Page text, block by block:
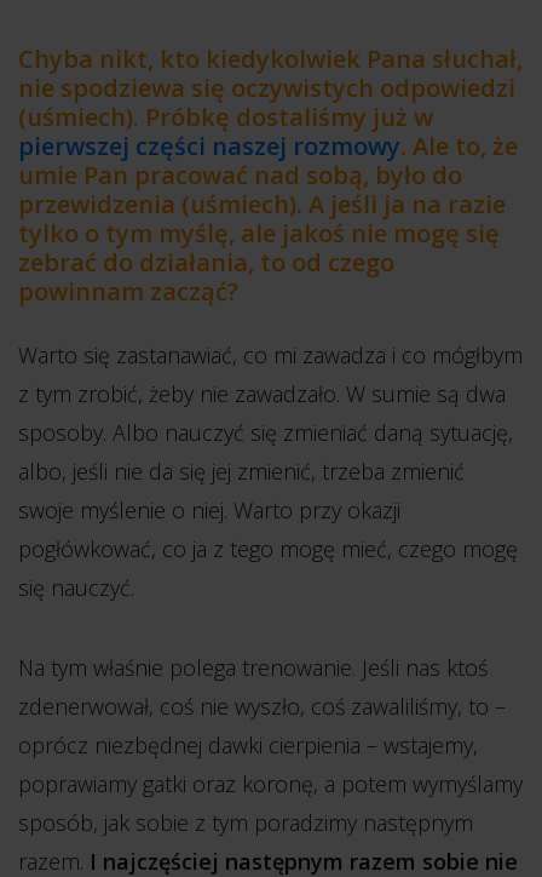
Chyba nikt, kto kiedykolwiek Pana słuchał,
nie spodziewa się oczywistych odpowiedzi
(uśmiech). Próbkę dostaliśmy już w
pierwszej części naszej rozmowy. Ale to, że
umie Pan pracować nad sobą, było do
przewidzenia (uśmiech). A jeśli ja na razie
tylko o tym myślę, ale jakoś nie mogę się
zebrać do działania, to od czego
powinnam zacząć?
Warto się zastanawiać, co mi zawadza i co mógłbym
z tym zrobić, żeby nie zawadzało. W sumie są dwa
sposoby. Albo nauczyć się zmieniać daną sytuację,
albo, jeśli nie da się jej zmienić, trzeba zmienić
swoje myślenie o niej. Warto przy okazji
pogłówkować, co ja z tego mogę mieć, czego mogę
się nauczyć.
Na tym właśnie polega trenowanie. Jeśli nas ktoś
zdenerwował, coś nie wyszło, coś zawaliliśmy, to –
oprócz niezbędnej dawki cierpienia – wstajemy,
poprawiamy gatki oraz koronę, a potem wymyślamy
sposób, jak sobie z tym poradzimy następnym
razem. I najczęściej następnym razem sobie nie